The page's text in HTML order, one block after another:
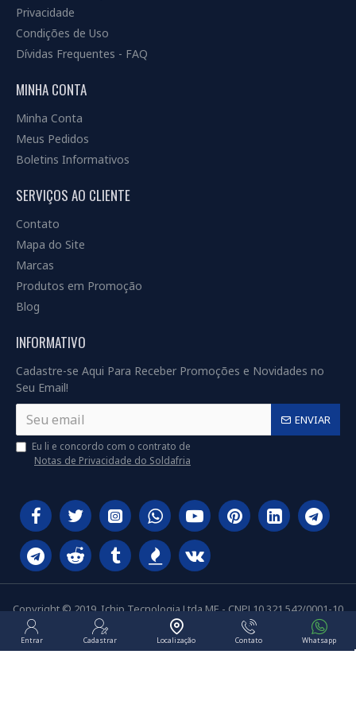
Privacidade
Condições de Uso
Dívidas Frequentes - FAQ
MINHA CONTA
Minha Conta
Meus Pedidos
Boletins Informativos
SERVIÇOS AO CLIENTE
Contato
Mapa do Site
Marcas
Produtos em Promoção
Blog
INFORMATIVO
Cadastre-se Aqui Para Receber Promoções e Novidades no
Seu Email!
ENVIAR
Eu li e concordo com o contrato de
Notas de Privacidade do Soldafria
Copyright © 2019, Ichip Tecnologia Ltda ME - CNPJ 10.321.542/0001-10
Entrar Cadastrar Localização Contato Whatsapp